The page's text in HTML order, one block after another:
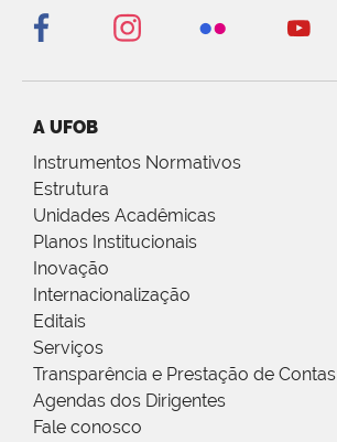
A UFOB
Instrumentos Normativos
Estrutura
Unidades Acadêmicas
Planos Institucionais
Inovação
Internacionalização
Editais
Serviços
Transparência e Prestação de Contas
Agendas dos Dirigentes
Fale conosco